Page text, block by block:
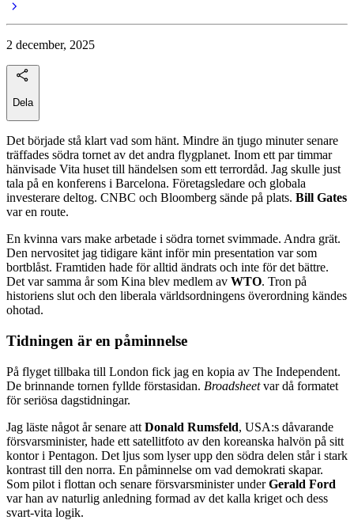
2 december, 2025
Dela
Det började stå klart vad som hänt. Mindre än tjugo minuter senare
träffades södra tornet av det andra flygplanet. Inom ett par timmar
hänvisade Vita huset till händelsen som ett terrordåd. Jag skulle just
tala på en konferens i Barcelona. Företagsledare och globala
investerare deltog. CNBC och Bloomberg sände på plats. Bill Gates
var en route.
En kvinna vars make arbetade i södra tornet svimmade. Andra grät.
Den nervositet jag tidigare känt inför min presentation var som
bortblåst. Framtiden hade för alltid ändrats och inte för det bättre.
Det var samma år som Kina blev medlem av WTO. Tron på
historiens slut och den liberala världsordningens överordning kändes
ohotad.
Tidningen är en påminnelse
På flyget tillbaka till London fick jag en kopia av The Independent.
De brinnande tornen fyllde förstasidan. Broadsheetvar då formatet
för seriösa dagstidningar.
Jag läste något år senare att Donald Rumsfeld, USA:s dåvarande
försvarsminister, hade ett satellitfoto av den koreanska halvön på sitt
kontor i Pentagon. Det ljus som lyser upp den södra delen står i stark
kontrast till den norra. En påminnelse om vad demokrati skapar.
Som pilot i flottan och senare försvarsminister underGerald Ford
var han av naturlig anledning formad av det kalla kriget och dess
svart-vita logik.